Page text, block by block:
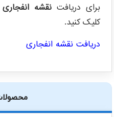
برای دریافتنقشه انفجاری
کلیک کنید.
دریافت نقشه انفجاری